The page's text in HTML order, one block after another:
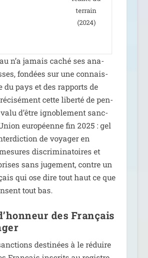
ter­rain
(2024)
n’a jamais caché ses ana­
fon­dées sur une connais­
pays et des rap­ports de
cette liber­té de pen­
d’être igno­ble­ment sanc­
euro­péenne fin 2025 : gel
de voya­ger en
dis­cri­mi­na­toires et
sans juge­ment, contre un
qui ose dire tout haut ce que
tout bas.
des Français
des­ti­nées à le réduire